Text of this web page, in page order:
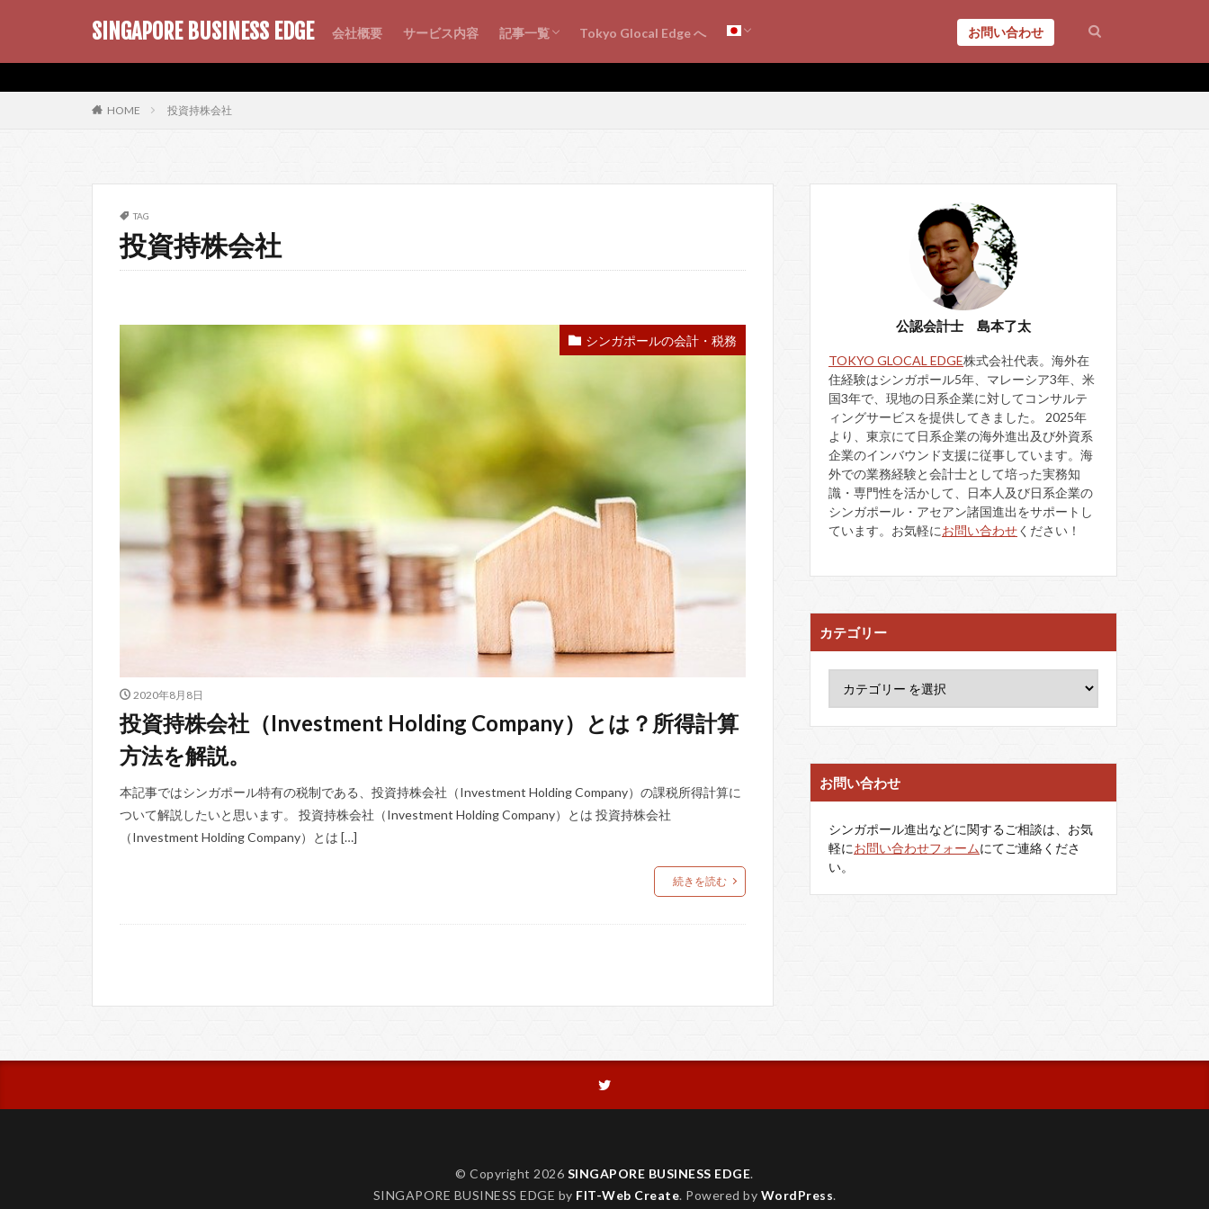
SINGAPORE BUSINESS EDGE 会社概要 サービス内容 記事一覧 Tokyo Glocal Edge へ お問い合わせ
HOME 投資持株会社
TAG
投資持株会社
シンガポールの会計・税務
2020年8月8日
投資持株会社（Investment Holding Company）とは？所得計算
方法を解説。
本記事ではシンガポール特有の税制である、投資持株会社（Investment Holding Company）の課税所得計算に
ついて解説したいと思います。 投資持株会社（Investment Holding Company）とは 投資持株会社
（Investment Holding Company）とは […]
続きを読む
公認会計士 島本了太
TOKYO GLOCAL EDGE株式会社代表。海外在
住経験はシンガポール5年、マレーシア3年、米
国3年で、現地の日系企業に対してコンサルテ
ィングサービスを提供してきました。 2025年
より、東京にて日系企業の海外進出及び外資系
企業のインバウンド支援に従事しています。海
外での業務経験と会計士として培った実務知
識・専門性を活かして、日本人及び日系企業の
シンガポール・アセアン諸国進出をサポートし
ています。お気軽にお問い合わせください！
カテゴリー
お問い合わせ
シンガポール進出などに関するご相談は、お気
軽にお問い合わせフォームにてご連絡くださ
い。
© Copyright 2026 SINGAPORE BUSINESS EDGE.
SINGAPORE BUSINESS EDGE by FIT-Web Create. Powered by WordPress.